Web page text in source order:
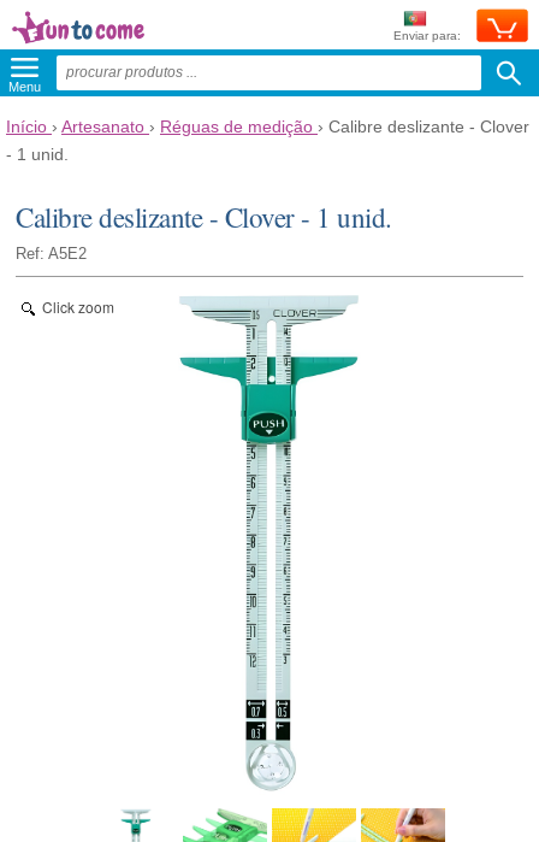
Enviar para:
Menu
Início › Artesanato › Réguas de medição › Calibre deslizante - Clover
- 1 unid.
Calibre deslizante - Clover - 1 unid.
Ref: A5E2
Click zoom